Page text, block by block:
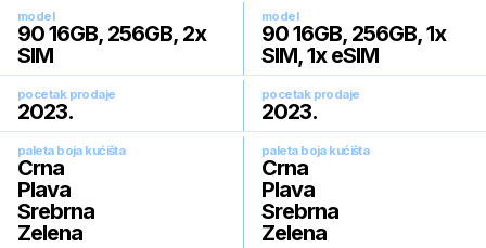
model
90 16GB, 256GB, 2x
SIM
model
90 16GB, 256GB, 1x
SIM, 1x eSIM
pocetak prodaje
2023.
pocetak prodaje
2023.
paleta boja kućišta
Crna
Plava
Srebrna
Zelena
paleta boja kućišta
Crna
Plava
Srebrna
Zelena